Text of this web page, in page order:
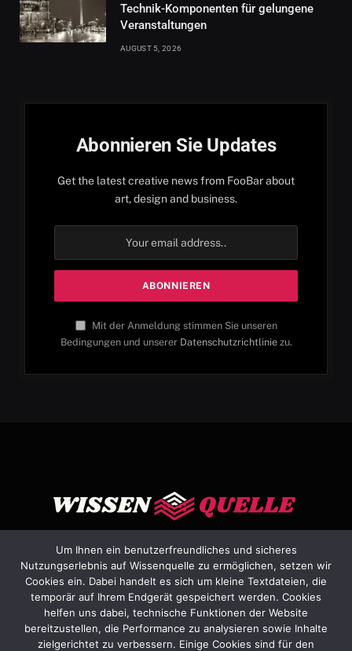
Technik-Komponenten für gelungene
Veranstaltungen
AUGUST 5, 2026
Abonnieren Sie Updates
Get the latest creative news from FooBar about
art, design and business.
Mit der Anmeldung stimmen Sie unseren
Bedingungen und unserer Datenschutzrichtliniezu.
FacebookX
(Twitter)
InstagramPinterestYouTube Dribbble
HEIM ÜBER UNS KONTAKTIEREN SIE UNS
Um Ihnen ein benutzerfreundliches und sicheres
Nutzungserlebnis auf Wissenquelle zu ermöglichen, setzen wir
Cookies ein. Dabei handelt es sich um kleine Textdateien, die
temporär auf Ihrem Endgerät gespeichert werden. Cookies
helfen uns dabei, technische Funktionen der Website
bereitzustellen, die Performance zu analysieren sowie Inhalte
zielgerichtet zu verbessern. Einige Cookies sind für den